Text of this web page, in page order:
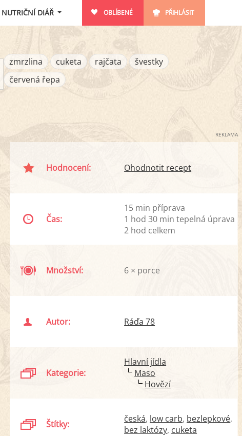
NUTRIČNÍ DIÁŘ OBLÍBENÉ PŘIHLÁSIT
zmrzlina
cuketa rajčata
švestky
červená řepa
REKLAMA
Hodnocení: Ohodnotit recept
Čas:
15 min příprava
1 hod 30 min tepelná úprava
2 hod celkem
Množství: 6 × porce
Autor: Ráďa 78
Kategorie:
Hlavní jídla
Maso
Hovězí
Štítky: česká low carb bezlepkové
bez laktózy cuketa